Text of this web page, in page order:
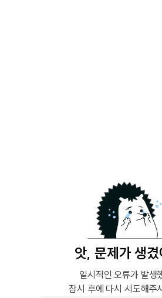
앗, 문제가 생
일시적인 오류가 발생
잠시 후에 다시 시도해주